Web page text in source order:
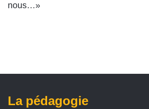
nous…»
La pédagogie